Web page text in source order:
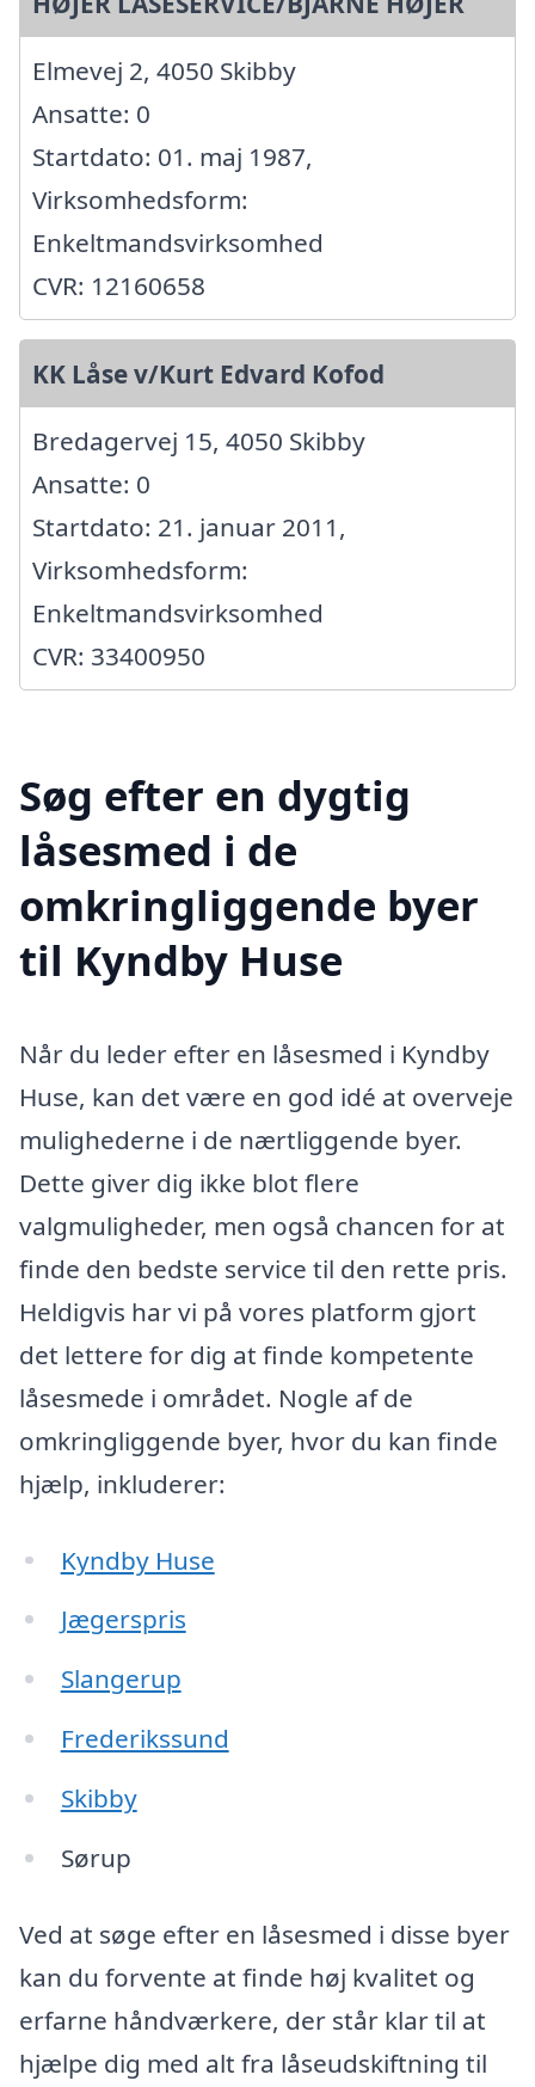
Elmevej 2, 4050 Skibby
Ansatte: 0
Startdato: 01. maj 1987,
Virksomhedsform:
Enkeltmandsvirksomhed
CVR: 12160658
KK Låse v/Kurt Edvard Kofod
Bredagervej 15, 4050 Skibby
Ansatte: 0
Startdato: 21. januar 2011,
Virksomhedsform:
Enkeltmandsvirksomhed
CVR: 33400950
Søg efter en dygtig
låsesmed i de
omkringliggende byer
til Kyndby Huse
Når du leder efter en låsesmed i Kyndby
Huse, kan det være en god idé at overveje
mulighederne i de nærtliggende byer.
Dette giver dig ikke blot flere
valgmuligheder, men også chancen for at
finde den bedste service til den rette pris.
Heldigvis har vi på vores platform gjort
det lettere for dig at finde kompetente
låsesmede i området. Nogle af de
omkringliggende byer, hvor du kan finde
hjælp, inkluderer:
Kyndby Huse
Jægerspris
Slangerup
Frederikssund
Skibby
Sørup
Ved at søge efter en låsesmed i disse byer
kan du forvente at finde høj kvalitet og
erfarne håndværkere, der står klar til at
hjælpe dig med alt fra låseudskiftning til